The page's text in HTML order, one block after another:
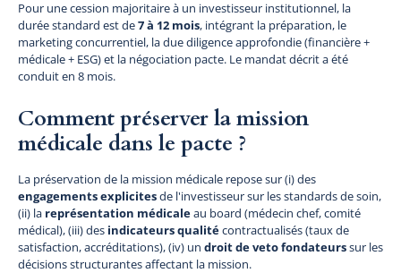
Pour une cession majoritaire à un investisseur institutionnel, la
durée standard est de7 à 12 mois, intégrant la préparation, le
marketing concurrentiel, la due diligence approfondie (financière +
médicale + ESG) et la négociation pacte. Le mandat décrit a été
conduit en 8 mois.
Comment préserver la mission
médicale dans le pacte ?
La préservation de la mission médicale repose sur (i) des
engagements explicitesde l'investisseur sur les standards de soin,
(ii) la représentation médicaleau board (médecin chef, comité
médical), (iii) des indicateurs qualitécontractualisés (taux de
satisfaction, accréditations), (iv) un droit de veto fondateurssur les
décisions structurantes affectant la mission.